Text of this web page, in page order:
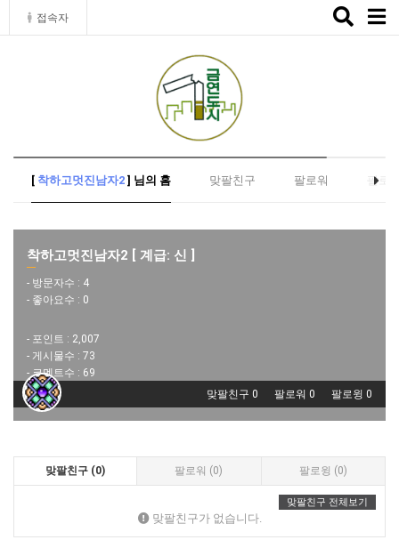
접속자
Toggle
[ 착하고멋진남자2 ] 님의 홈 맞팔친구 팔로워 팔로
착하고멋진남자2 [ 계급: 신 ]
- 방문자수 : 4
- 좋아요수 : 0
- 포인트 : 2,007
- 게시물수 : 73
- 코멘트수 : 69
맞팔친구 0
팔로워 0 팔로윙 0
맞팔친구 (0) 팔로워 (0) 팔로윙 (0)
맞팔친구 전체보기
맞팔친구가 없습니다.